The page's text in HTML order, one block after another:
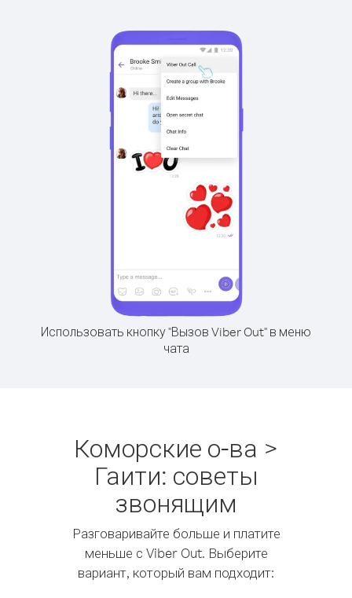
Использовать кнопку "Вызов Viber Out" в меню
чата
Коморские о-ва >
Гаити: советы
звонящим
Разговаривайте больше и платите
меньше с Viber Out. Выберите
вариант, который вам подходит: